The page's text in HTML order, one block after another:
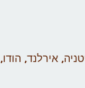
אירלנד, הודו,